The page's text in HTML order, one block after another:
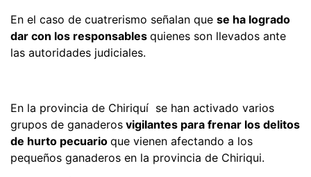
En el caso de cuatrerismo señalan que se ha logrado
dar con los responsables quienes son llevados ante
las autoridades judiciales.
En la provincia de Chiriquí se han activado varios
grupos de ganaderos vigilantes para frenar los delitos
de hurto pecuario que vienen afectando a los
pequeños ganaderos en la provincia de Chiriqui.